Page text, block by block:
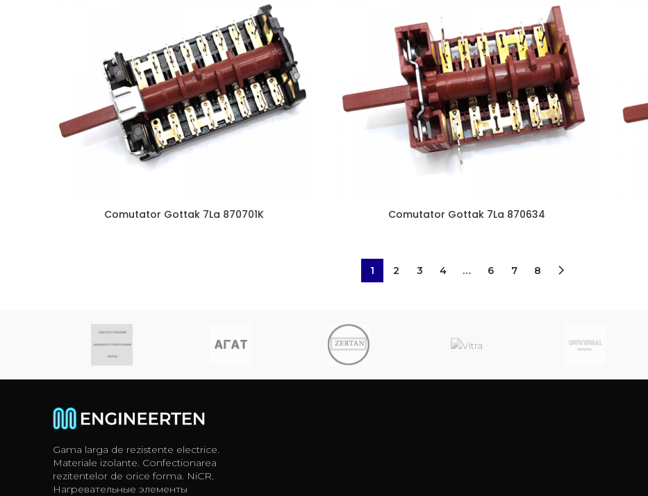
Comutator Gottak 7La 870701K Comutator Gottak 7La 870634
1 2 3 4 … 6 7 8
Gama larga de rezistente electrice.
Materiale izolante. Confectionarea
rezitentelor de orice forma. NiCR.
Нагревательные элементы